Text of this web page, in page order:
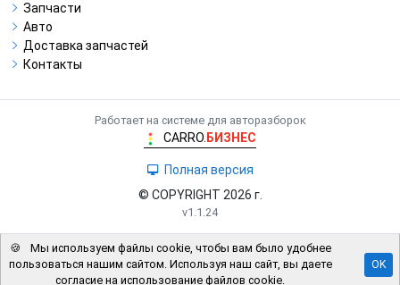
Запчасти
Авто
Доставка запчастей
Контакты
Работает на системе для авторазборок
CARRO. БИЗНЕС
Полная версия
© COPYRIGHT 2026 г.
v1.1.24
🍪
Мы используем файлы cookie, чтобы вам было удобнее
пользоваться нашим сайтом. Используя наш сайт, вы даете
согласие на использование файлов cookie.
OK